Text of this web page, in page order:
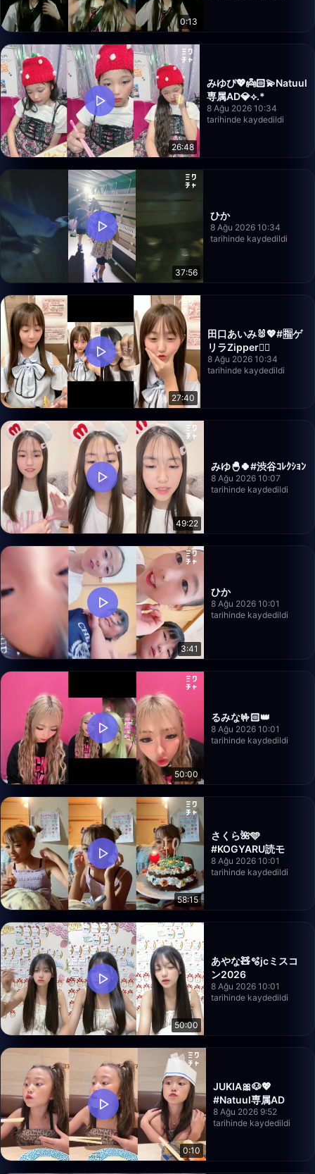
0:13
26:48
みゆぴ💖👼🏻💫Natuul
専属AD💎⟡.*
8 Ağu 2026 10:34
tarihinde kaydedildi
37:56
ひか
8 Ağu 2026 10:34
tarihinde kaydedildi
27:40
田口あいみ🐰💖#🈯️ゲ
リラZipper❤️‍🔥
8 Ağu 2026 10:34
tarihinde kaydedildi
49:22
みゆ🐣🍀#渋谷ｺﾚｸｼｮﾝ
8 Ağu 2026 10:07
tarihinde kaydedildi
3:41
ひか
8 Ağu 2026 10:01
tarihinde kaydedildi
50:00
るみな🤟🏻👑
8 Ağu 2026 10:01
tarihinde kaydedildi
58:15
さくら🌺🩵
#KOGYARU読モ
8 Ağu 2026 10:01
tarihinde kaydedildi
50:00
あやな🧸🫧jcミスコ
ン2026
8 Ağu 2026 10:01
tarihinde kaydedildi
0:10
JUKIA🎀🐶💖
#Natuul専属AD
8 Ağu 2026 9:52
tarihinde kaydedildi